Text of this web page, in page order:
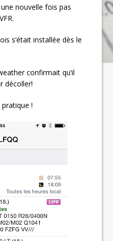
nouvelle fois pas
s’était installée dès le
confirmait qu’il
décoller!
!